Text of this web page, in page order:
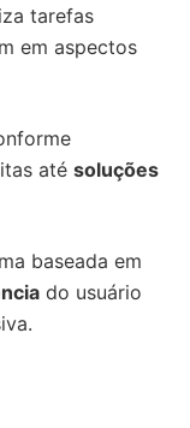
tarefas
em aspectos
até soluções
baseada em
do usuário